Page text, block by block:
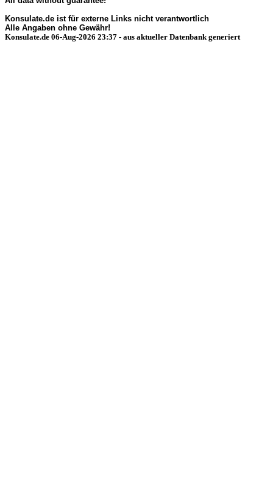
Konsulate.de ist für externe Links nicht verantwortlich
Alle Angaben ohne Gewähr!
Konsulate.de 06-Aug-2026 23:37 - aus aktueller Datenbank generiert